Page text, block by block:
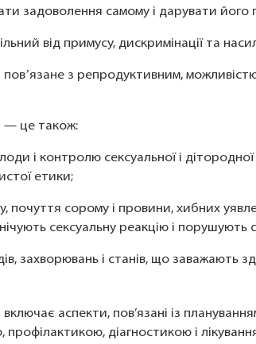
задоволення самому і дарувати його
від примусу, дискримінації та
повʼязане з репродуктивним,
— це також:
і контролю сексуальної і
етики;
почуття сорому і провини, хибних
сексуальну реакцію і порушують
захворювань і станів, що заважають
аспекти, пов’язані із
діагностикою і